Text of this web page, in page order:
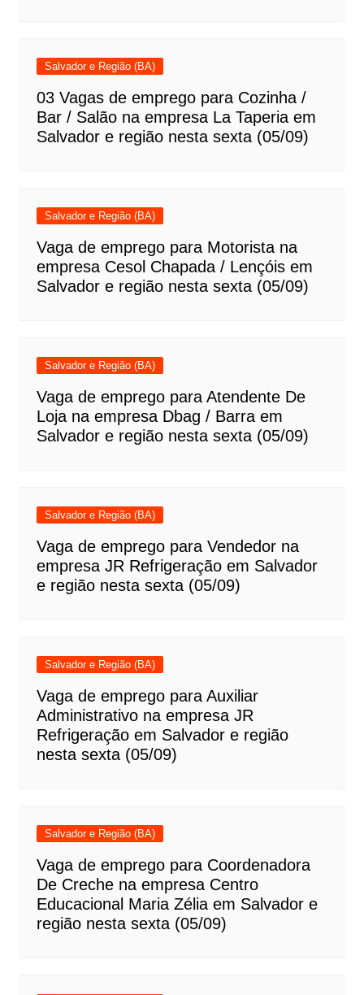
Salvador e Região (BA)
03 Vagas de emprego para Cozinha /
Bar / Salão na empresa La Taperia em
Salvador e região nesta sexta (05/09)
Salvador e Região (BA)
Vaga de emprego para Motorista na
empresa Cesol Chapada / Lençóis em
Salvador e região nesta sexta (05/09)
Salvador e Região (BA)
Vaga de emprego para Atendente De
Loja na empresa Dbag / Barra em
Salvador e região nesta sexta (05/09)
Salvador e Região (BA)
Vaga de emprego para Vendedor na
empresa JR Refrigeração em Salvador
e região nesta sexta (05/09)
Salvador e Região (BA)
Vaga de emprego para Auxiliar
Administrativo na empresa JR
Refrigeração em Salvador e região
nesta sexta (05/09)
Salvador e Região (BA)
Vaga de emprego para Coordenadora
De Creche na empresa Centro
Educacional Maria Zélia em Salvador e
região nesta sexta (05/09)